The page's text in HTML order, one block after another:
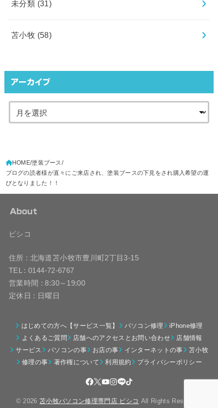
未分類 (31)
苫小牧 (58)
アーカイブ
HOME 塗装ブース
ブログの読者様が直々にご来店され、塗装ブースの下見をされ購入希望の運
びとなりました！！
About
ピシコ
住所 : 北海道苫小牧市豊川町2丁目3-15
TEL : 0144-72-6767
営業時間 : 8:30～19:00
定休日 : 日曜日
はじめての方へ【サービス一覧】 パソコン修理
iPhone修理
よくあるご質問
店舗へのアクセスとお問い合わせ
店舗情報
サービス
パソコンの事 お店の事 インターネットの事
苫小牧
修理の事
著作権について 利用規約 プライバシーポリシー
© 2026苫小牧パソコン修理専門店 ピシコ All Rights Reserved.